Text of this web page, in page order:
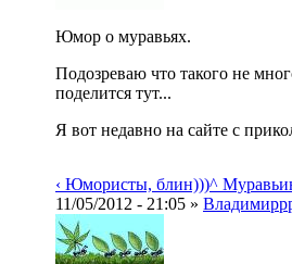
Юмор о муравьях.
Подозреваю что такого не
поделится тут...
Я вот недавно на сайте с
‹ Юмористы, блин)))^
11/05/2012 - 21:05 »